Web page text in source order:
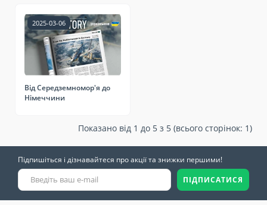
2025-03-06
Від Середземномор'я до
Німеччини
Показано від 1 до 5 з 5 (всього сторінок: 1)
Підпишіться і дізнавайтеся про акції та знижки першими!
ПІДПИСАТИСЯ